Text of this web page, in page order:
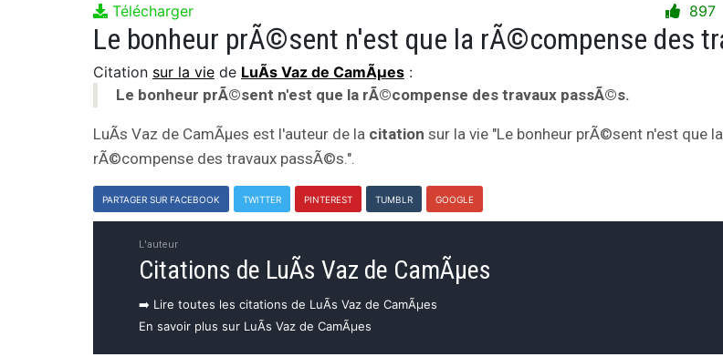
Télécharger 897
Citation sur la vie de LuÃ­s Vaz de CamÃµes :
Le bonheur prÃ©sent n'est que la rÃ©compense des travaux passÃ©s.
LuÃ­s Vaz de CamÃµes est l'auteur de la citation sur la vie "Le bonheur prÃ©sent n'est que la
rÃ©compense des travaux passÃ©s.".
PARTAGER SUR FACEBOOK TWITTER PINTEREST TUMBLR GOOGLE
L'auteur
Citations de LuÃ­s Vaz de CamÃµes
➡️ Lire toutes les citations de LuÃ­s Vaz de CamÃµes
En savoir plus sur LuÃ­s Vaz de CamÃµes